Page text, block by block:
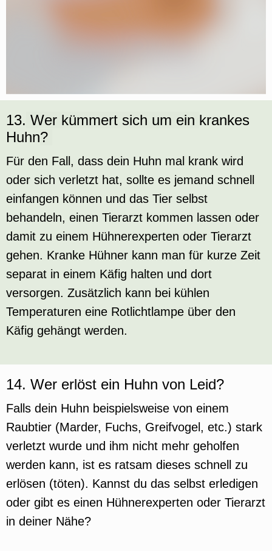
13. Wer kümmert sich um ein krankes
Huhn?
Für den Fall, dass dein Huhn mal krank wird
oder sich verletzt hat, sollte es jemand schnell
einfangen können und das Tier selbst
behandeln, einen Tierarzt kommen lassen oder
damit zu einem Hühnerexperten oder Tierarzt
gehen. Kranke Hühner kann man für kurze Zeit
separat in einem Käfig halten und dort
versorgen. Zusätzlich kann bei kühlen
Temperaturen eine Rotlichtlampe über den
Käfig gehängt werden.
14. Wer erlöst ein Huhn von Leid?
Falls dein Huhn beispielsweise von einem
Raubtier (Marder, Fuchs, Greifvogel, etc.) stark
verletzt wurde und ihm nicht mehr geholfen
werden kann, ist es ratsam dieses schnell zu
erlösen (töten). Kannst du das selbst erledigen
oder gibt es einen Hühnerexperten oder Tierarzt
in deiner Nähe?